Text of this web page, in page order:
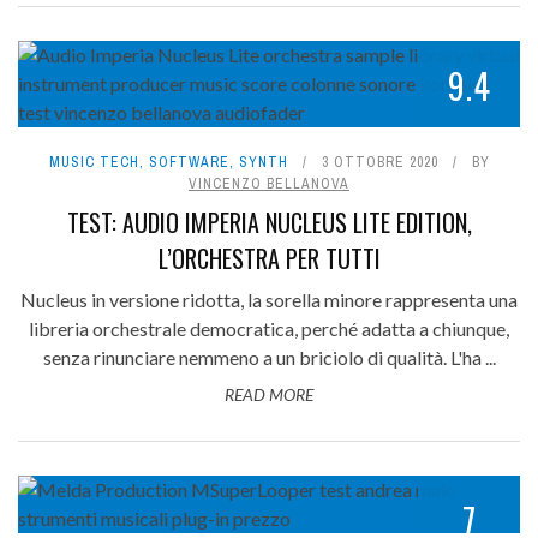
9.4
MUSIC TECH, SOFTWARE, SYNTH 3 OTTOBRE 2020
BY
VINCENZO BELLANOVA
TEST: AUDIO IMPERIA NUCLEUS LITE EDITION,
L’ORCHESTRA PER TUTTI
Nucleus in versione ridotta, la sorella minore rappresenta una
libreria orchestrale democratica, perché adatta a chiunque,
senza rinunciare nemmeno a un briciolo di qualità. L'ha ...
READ MORE
7